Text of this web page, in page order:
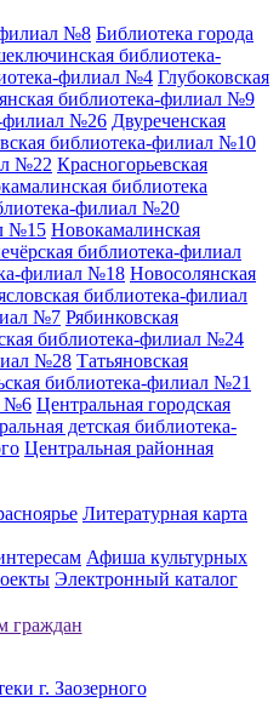
филиал №8 Библиотека города
библиотека-
филиал №4 Глубоковская
библиотека-филиал №9
филиал №26 Двуреченская
библиотека-филиал №10
№22 Красногорьевская
библиотека
филиал №20
№15 Новокамалинская
библиотека-филиал
филиал №18 Новосолянская
библиотека-филиал
№7 Рябинковская
библиотека-филиал №24
№28 Татьяновская
библиотека-филиал №21
№6 Центральная городская
детская библиотека-
Центральная районная
Литературная карта
Афиша культурных
Электронный каталог